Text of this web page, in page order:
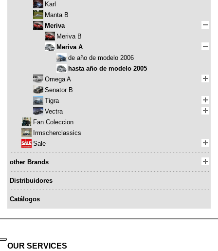
Karl
Manta B
Meriva
Meriva B
Meriva A
de año de modelo 2006
hasta año de modelo 2005
Omega A
Senator B
Tigra
Vectra
Fan Coleccion
Irmscherclassics
Sale
other Brands
Distribuidores
Catálogos
OUR SERVICES